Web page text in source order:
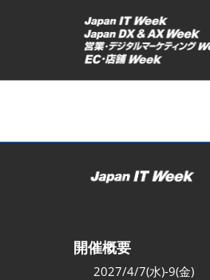
ッ
開催概要
2027/4/7(水)-9(金)